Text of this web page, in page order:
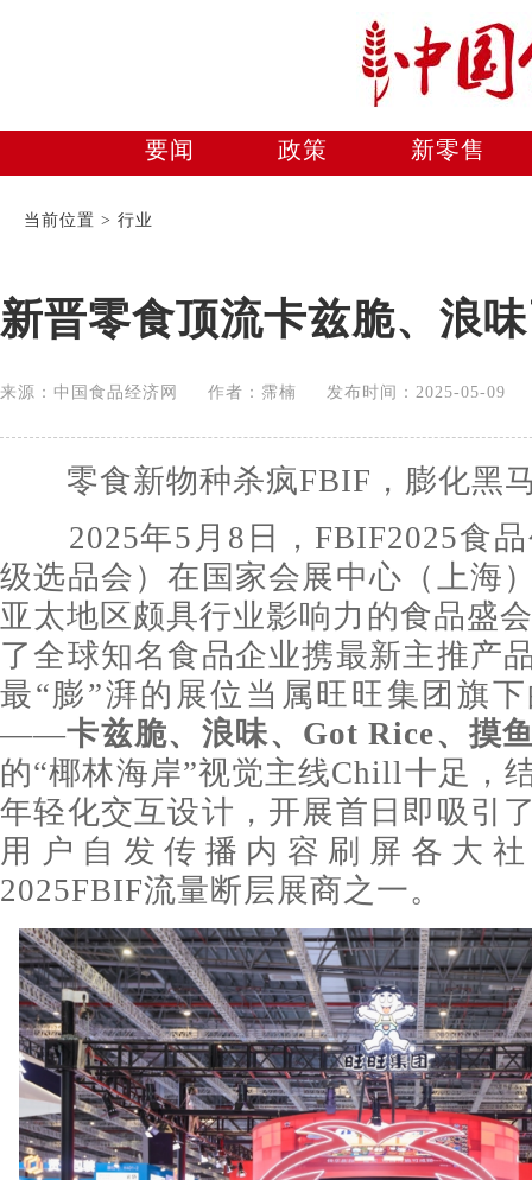
要闻 政策
新零售
当前位置 > 行业
新晋零食顶流卡兹脆、浪
来源：中国食品经济网 作者：霈楠 发布时间：2025-05-
零食新物种杀疯FBIF，膨化黑
2025年5月8日，FBIF2025食品
级选品会）在国家会展中心（上海
亚太地区颇具行业影响力的⻝品盛
了全球知名食品企业携最新主推产
最“膨”湃的展位当属旺旺集团旗
——卡兹脆、浪味、Got Rice、摸
的“椰林海岸”视觉主线Chill十足，
年轻化交互设计，开展首日即吸引
用户自发传播内容刷屏各大
2025FBIF流量断层展商之一。